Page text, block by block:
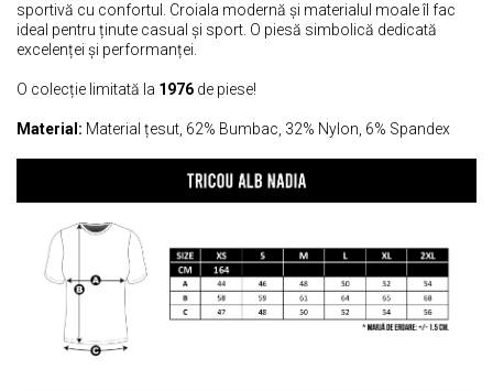
sportivă cu confortul. Croiala modernă și materialul moale îl fac
ideal pentru ținute casual și sport. O piesă simbolică dedicată
excelenței și performanței.
O colecție limitată la 1976 de piese!
Material: Material țesut, 62% Bumbac, 32% Nylon, 6% Spandex